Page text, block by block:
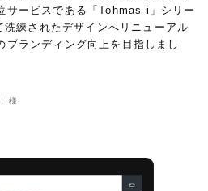
ービスである「Tohmas-i」シリー
練されたデザインへリニューアル
ブランディング向上を目指しまし
様